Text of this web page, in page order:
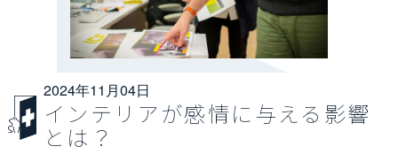
2024年11月04日
インテリアが感情に与える影響
とは？